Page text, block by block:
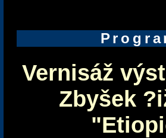
Vernisáž
Zbyšek